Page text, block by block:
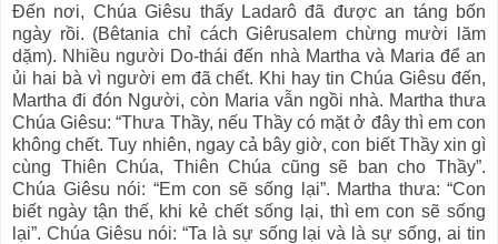
Ðến nơi, Chúa Giêsu thấy Ladarô đã được an táng bốn
ngày rồi. (Bêtania chỉ cách Giêrusalem chừng mười lăm
dặm). Nhiều người Do-thái đến nhà Martha và Maria để an
ủi hai bà vì người em đã chết. Khi hay tin Chúa Giêsu đến,
Martha đi đón Người, còn Maria vẫn ngồi nhà. Martha thưa
Chúa Giêsu: “Thưa Thầy, nếu Thầy có mặt ở đây thì em con
không chết. Tuy nhiên, ngay cả bây giờ, con biết Thầy xin gì
cùng Thiên Chúa, Thiên Chúa cũng sẽ ban cho Thầy”.
Chúa Giêsu nói: “Em con sẽ sống lại”. Martha thưa: “Con
biết ngày tận thế, khi kẻ chết sống lại, thì em con sẽ sống
lại”. Chúa Giêsu nói: “Ta là sự sống lại và là sự sống, ai tin